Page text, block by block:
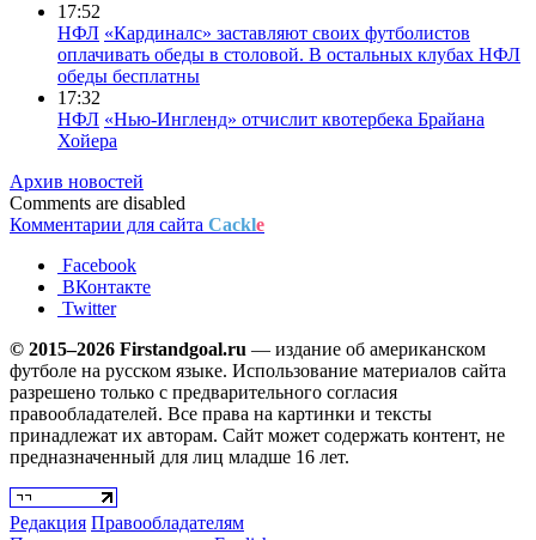
17:52
НФЛ «Кардиналс» заставляют своих футболистов
оплачивать обеды в столовой. В остальных клубах НФЛ
обеды бесплатны
17:32
НФЛ «Нью-Ингленд» отчислит квотербека Брайана
Хойера
Архив новостей
Comments are disabled
Комментарии для сайта Cackle
Facebook
ВКонтакте
Twitter
© 2015–2026 Firstandgoal.ru — издание об американском
футболе на русском языке. Использование материалов cайта
разрешено только с предварительного согласия
правообладателей. Все права на картинки и тексты
принадлежат их авторам. Сайт может содержать контент, не
предназначенный для лиц младше 16 лет.
Редакция Правообладателям